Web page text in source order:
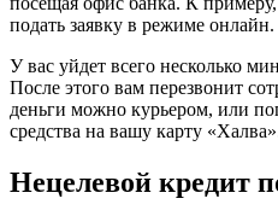
подать заявку в режиме онлайн.
У вас уйдет всего несколько
После этого вам перезвонит
деньги можно курьером, или
средства на вашу карту
Нецелевой кредит